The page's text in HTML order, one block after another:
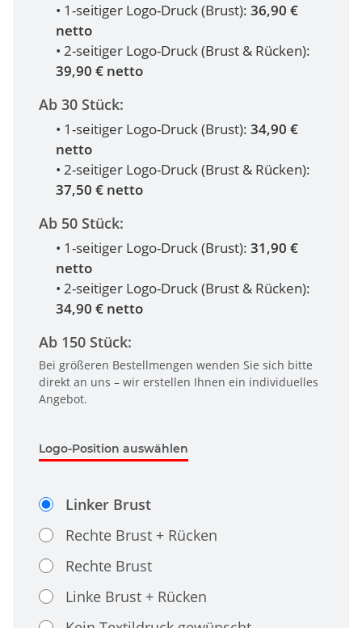
• 1-seitiger Logo-Druck (Brust): 36,90 €
netto
• 2-seitiger Logo-Druck (Brust & Rücken):
39,90 € netto
Ab 30 Stück:
• 1-seitiger Logo-Druck (Brust): 34,90 €
netto
• 2-seitiger Logo-Druck (Brust & Rücken):
37,50 € netto
Ab 50 Stück:
• 1-seitiger Logo-Druck (Brust): 31,90 €
netto
• 2-seitiger Logo-Druck (Brust & Rücken):
34,90 € netto
Ab 150 Stück:
Bei größeren Bestellmengen wenden Sie sich bitte
direkt an uns – wir erstellen Ihnen ein individuelles
Angebot.
Logo-Position auswählen
Linker Brust
Rechte Brust + Rücken
Rechte Brust
Linke Brust + Rücken